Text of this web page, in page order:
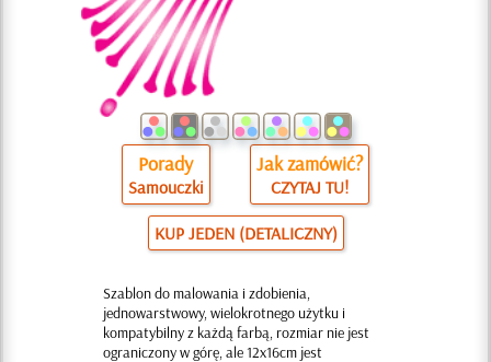
Porady
Samouczki
Jak zamówić?
CZYTAJ TU!
KUP JEDEN (DETALICZNY)
Szablon do malowania i zdobienia,
jednowarstwowy, wielokrotnego użytku i
kompatybilny z każdą farbą, rozmiar nie jest
ograniczony w górę, ale 12x16cm jest